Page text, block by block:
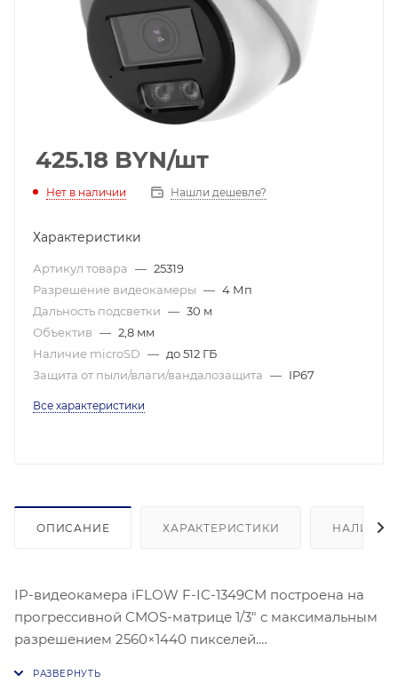
425.18 BYN/шт
Нет в наличии Нашли дешевле?
Характеристики
Артикул товара — 25319
Разрешение видеокамеры — 4 Мп
Дальность подсветки — 30 м
Объектив — 2,8 мм
Наличие microSD — до 512 ГБ
Защита от пыли/влаги/вандалозащита — IP67
Все характеристики
ОПИСАНИЕ ХАРАКТЕРИСТИКИ НАЛИЧИЕ
IP-видеокамера iFLOW F-IC-1349CM построена на
прогрессивной CMOS-матрице 1/3″ с максимальным
разрешением 2560×1440 пикселей.